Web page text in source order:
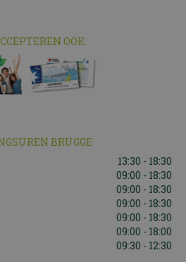
OOK:
BRUGGE
13:30 - 18:30
09:00 - 18:30
09:00 - 18:30
09:00 - 18:30
09:00 - 18:30
09:00 - 18:00
09:30 - 12:30